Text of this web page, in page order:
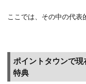
ここでは、その中の代表
ポイントタウンで
特典